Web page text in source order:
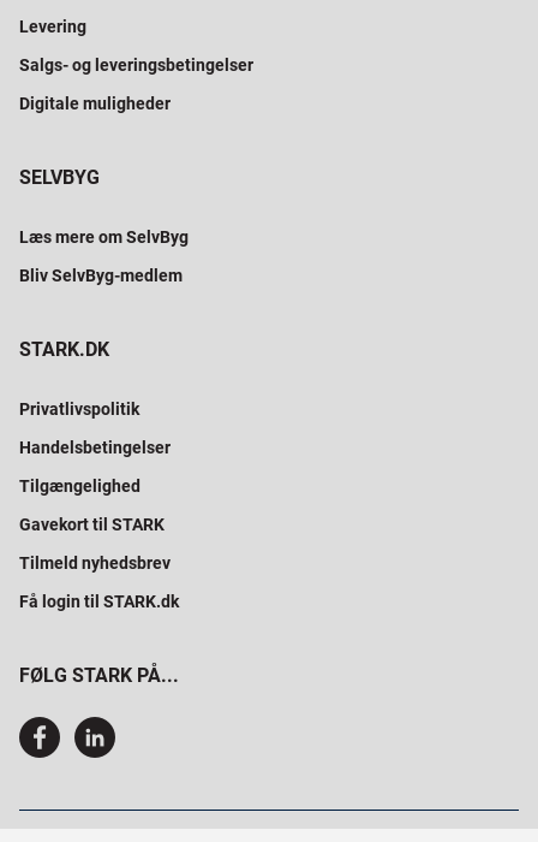
Levering
Salgs- og leveringsbetingelser
Digitale muligheder
SELVBYG
Læs mere om SelvByg
Bliv SelvByg-medlem
STARK.DK
Privatlivspolitik
Handelsbetingelser
Tilgængelighed
Gavekort til STARK
Tilmeld nyhedsbrev
Få login til STARK.dk
FØLG STARK PÅ...